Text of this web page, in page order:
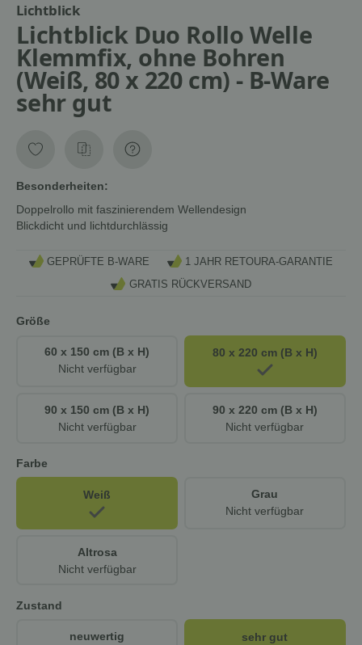
Lichtblick
Lichtblick Duo Rollo Welle
Klemmfix, ohne Bohren
(Weiß, 80 x 220 cm) - B-Ware
sehr gut
Besonderheiten:
Doppelrollo mit faszinierendem Wellendesign
Blickdicht und lichtdurchlässig
GEPRÜFTE B-WARE
1 JAHR RETOURA-GARANTIE
GRATIS RÜCKVERSAND
Größe
60 x 150 cm (B x H)
Nicht verfügbar
80 x 220 cm (B x H)
90 x 150 cm (B x H)
Nicht verfügbar
90 x 220 cm (B x H)
Nicht verfügbar
Farbe
Weiß
Grau
Nicht verfügbar
Altrosa
Nicht verfügbar
Zustand
neuwertig
sehr gut